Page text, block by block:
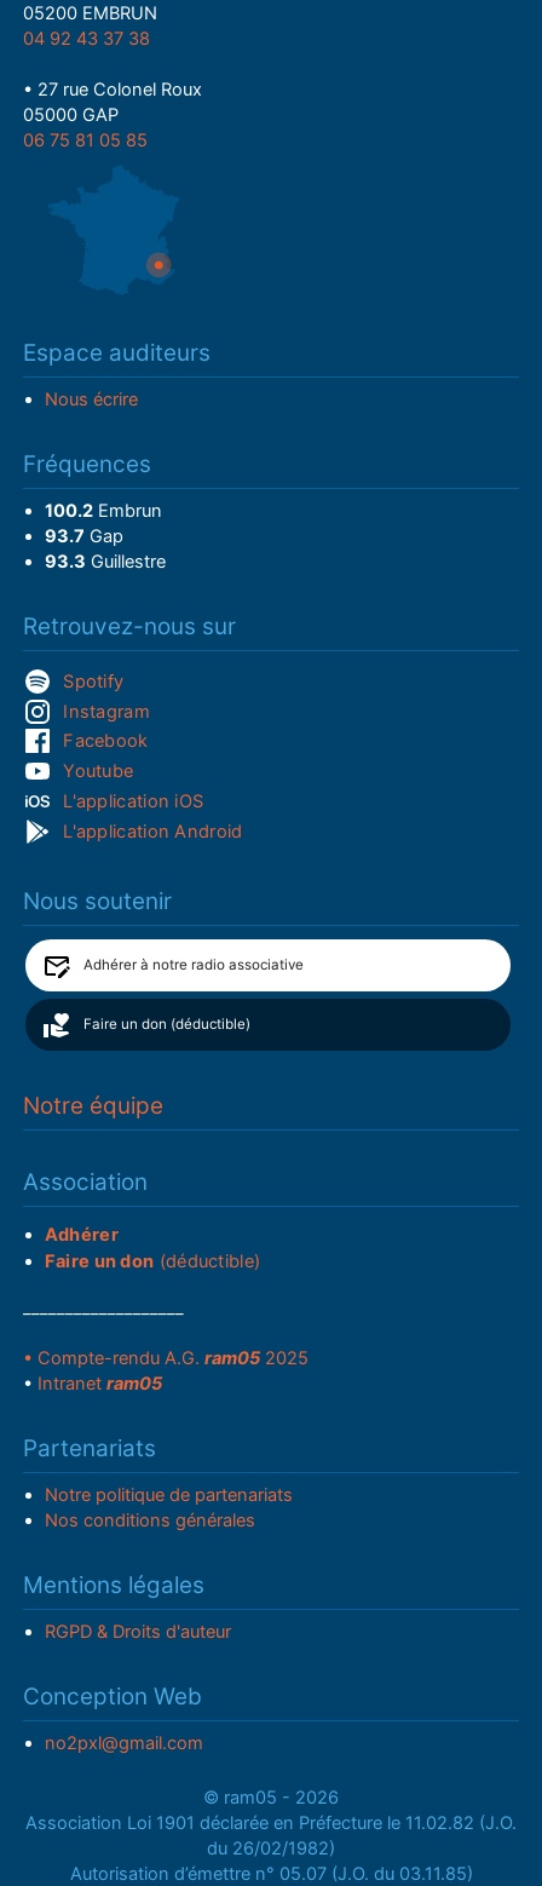
05200 EMBRUN
04 92 43 37 38
• 27 rue Colonel Roux
05000 GAP
06 75 81 05 85
Espace auditeurs
Nous écrire
Fréquences
100.2Embrun
93.7 Gap
93.3 Guillestre
Retrouvez-nous sur
Spotify
Instagram
Facebook
Youtube
L'application iOS
L'application Android
Nous soutenir
Adhérer à notre radio associative
Faire un don (déductible)
Notre équipe
Association
Adhérer
Faire un don (déductible)
• Compte-rendu A.G.ram05 2025
• Intranetram05
Partenariats
Notre politique de partenariats
Nos conditions générales
Mentions légales
RGPD & Droits d'auteur
Conception Web
no2pxl@gmail.com
© ram05 - 2026
Association Loi 1901 déclarée en Préfecture le 11.02.82 (J.O.
du 26/02/1982)
Autorisation d’émettre n° 05.07 (J.O. du 03.11.85)